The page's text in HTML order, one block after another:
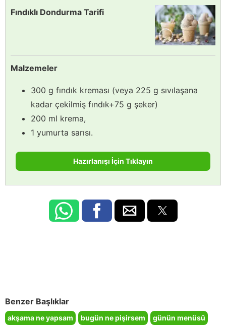
Fındıklı Dondurma Tarifi
Malzemeler
300 g fındık kreması (veya 225 g sıvılaşana
kadar çekilmiş fındık+75 g şeker)
200 ml krema,
1 yumurta sarısı.
Hazırlanışı İçin Tıklayın
Benzer Başlıklar
akşama ne yapsam bugün ne pişirsem
günün menüsü